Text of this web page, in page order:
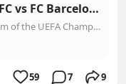
LIVE: Liverpool FC vs FC Barcelona
Watch the LIVE stream of the UEFA Champions League semifinal second leg match between Liverpool and Barcelona at Anfield...
59 7 9